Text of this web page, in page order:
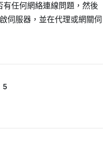
任何網絡連線問題，然後
伺服器，並在代理或網關伺
5